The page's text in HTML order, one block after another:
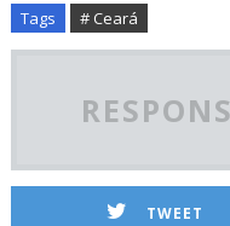
Tags # Ceará
TWEET